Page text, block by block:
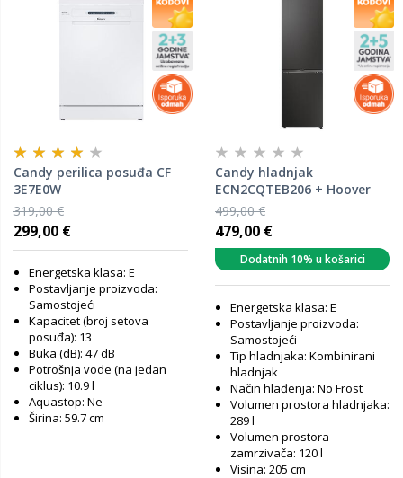
Candy perilica posuđa CF
3E7E0W
319,00 €
299,00 €
Energetska klasa: E
Postavljanje proizvoda:
Samostojeći
Kapacitet (broj setova
posuđa): 13
Buka (dB): 47 dB
Potrošnja vode (na jedan
ciklus): 10.9 l
Aquastop: Ne
Širina: 59.7 cm
Candy hladnjak
ECN2CQTEB206 + Hoover
štapni usisavač HFG10H 011
499,00 €
479,00 €
Dodatnih 10% u košarici
Energetska klasa: E
Postavljanje proizvoda:
Samostojeći
Tip hladnjaka: Kombinirani
hladnjak
Način hlađenja: No Frost
Volumen prostora hladnjaka:
289 l
Volumen prostora
zamrzivača: 120 l
Visina: 205 cm